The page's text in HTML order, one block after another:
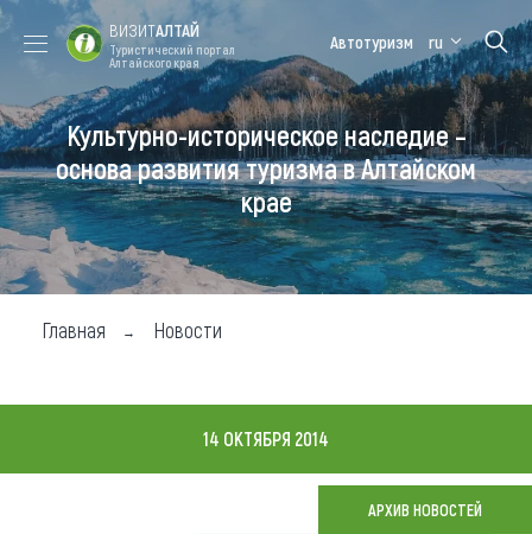
Форум VISIT
ALTAI
Цветение
маральника
Медицинский
форум
Алтайская
зимовка
Туры
Где побывать
Чем заняться
Карта
ВИЗИТАЛТАЙ
Туристический портал
Алтайского края
Автотуризм ru
Культурно-историческое наследие –
основа развития туризма в Алтайском
крае
Главная Новости
14 ОКТЯБРЯ 2014
АРХИВ НОВОСТЕЙ